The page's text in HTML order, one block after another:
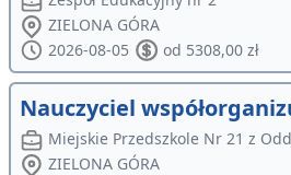
ZIELONA GÓRA
2026-08-05
od 5308,00 zł
Nauczyciel
Miejskie Przedszkole Nr 21 z
ZIELONA GÓRA